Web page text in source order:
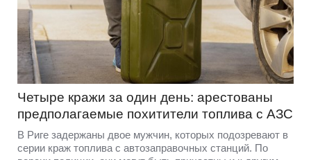
Четыре кражи за один день: арестованы
предполагаемые похитители топлива с АЗС
В Риге задержаны двое мужчин, которых подозревают в
серии краж топлива с автозаправочных станций. По